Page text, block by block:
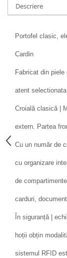
Descriere
Portofel clasic,
Cardin
Fabricat din
atent
Croială clasică |
extern. Partea
Cu un număr de
cu organizare
de
carduri,
În siguranță |
hoții obțin
sistemul RFID